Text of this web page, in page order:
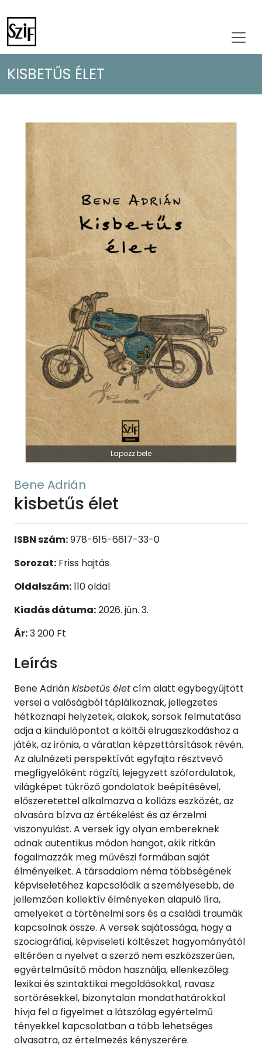
KISBETŰS ÉLET
Lapozz bele
Bene Adrián
kisbetűs élet
ISBN szám:978-615-6617-33-0
Sorozat: Friss hajtás
Oldalszám:110 oldal
Kiadás dátuma:2026. jún. 3.
Ár:3 200 Ft
Leírás
Bene Adriánkisbetűs életcím alatt egybegyűjtött
versei a valóságból táplálkoznak, jellegzetes
hétköznapi helyzetek, alakok, sorsok felmutatása
adja a kiindulópontot a költői elrugaszkodáshoz a
játék, az irónia, a váratlan képzettársítások révén.
Az alulnézeti perspektívát egyfajta résztvevő
megfigyelőként rögzíti, lejegyzett szófordulatok,
világképet tükröző gondolatok beépítésével,
előszeretettel alkalmazva a kollázs eszközét, az
olvasóra bízva az értékelést és az érzelmi
viszonyulást. A versek így olyan embereknek
adnak autentikus módon hangot, akik ritkán
fogalmazzák meg művészi formában saját
élményeiket. A társadalom néma többségének
képviseletéhez kapcsolódik a személyesebb, de
jellemzően kollektív élményeken alapuló líra,
amelyeket a történelmi sors és a családi traumák
kapcsolnak össze. A versek sajátossága, hogy a
szociográfiai, képviseleti költészet hagyományától
eltérően a nyelvet a szerző nem eszközszerűen,
egyértelműsítő módon használja, ellenkezőleg:
lexikai és szintaktikai megoldásokkal, ravasz
sortörésekkel, bizonytalan mondathatárokkal
hívja fel a figyelmet a látszólag egyértelmű
tényekkel kapcsolatban a több lehetséges
olvasatra, az értelmezés kényszerére.